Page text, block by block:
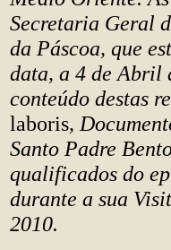
Secretaria Geral
da Páscoa, que
data, a 4 de Abril
conteúdo destas
laboris,
Santo Padre
qualificados do
durante a sua
2010.